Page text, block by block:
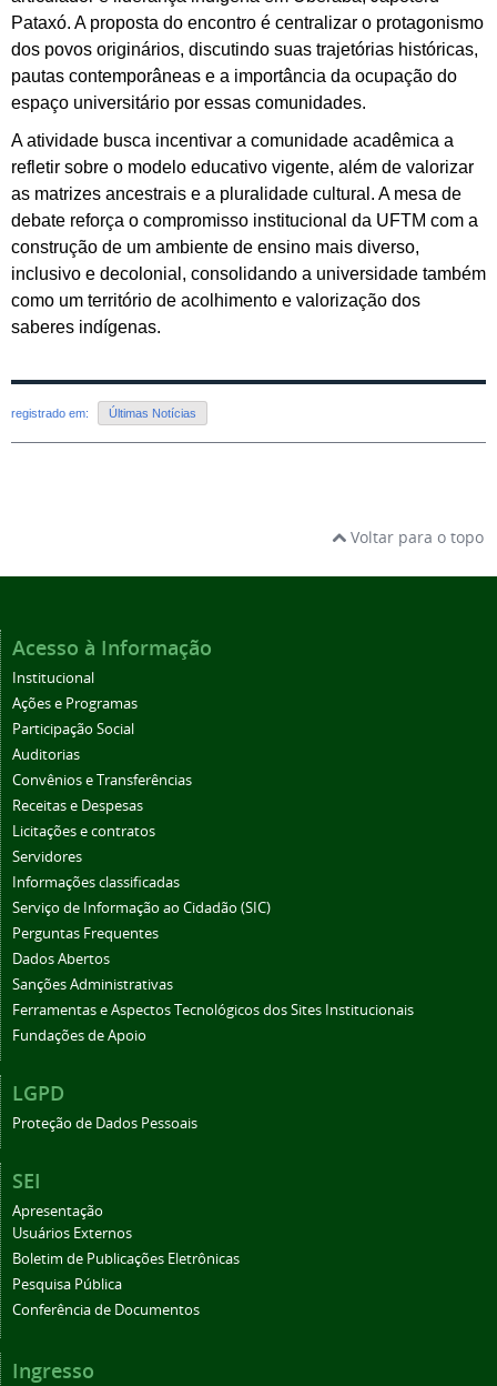
Pataxó. A proposta do encontro é centralizar o protagonismo
dos povos originários, discutindo suas trajetórias históricas,
pautas contemporâneas e a importância da ocupação do
espaço universitário por essas comunidades.
A atividade busca incentivar a comunidade acadêmica a
refletir sobre o modelo educativo vigente, além de valorizar
as matrizes ancestrais e a pluralidade cultural. A mesa de
debate reforça o compromisso institucional da UFTM com a
construção de um ambiente de ensino mais diverso,
inclusivo e decolonial, consolidando a universidade também
como um território de acolhimento e valorização dos
saberes indígenas.
registrado em: Últimas Notícias
Voltar para o topo
Acesso à Informação
Institucional
Ações e Programas
Participação Social
Auditorias
Convênios e Transferências
Receitas e Despesas
Licitações e contratos
Servidores
Informações classificadas
Serviço de Informação ao Cidadão (SIC)
Perguntas Frequentes
Dados Abertos
Sanções Administrativas
Ferramentas e Aspectos Tecnológicos dos Sites Institucionais
Fundações de Apoio
LGPD
Proteção de Dados Pessoais
SEI
Apresentação
Usuários Externos
Boletim de Publicações Eletrônicas
Pesquisa Pública
Conferência de Documentos
Ingresso